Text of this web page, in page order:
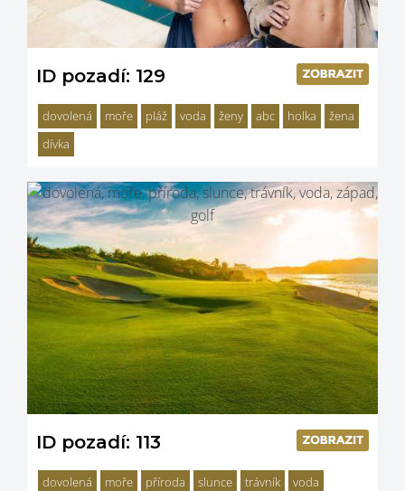
ID pozadí: 129
dovolená moře pláž voda ženy abc holka
žena
dívka
ID pozadí: 113
dovolená moře příroda slunce trávník
voda